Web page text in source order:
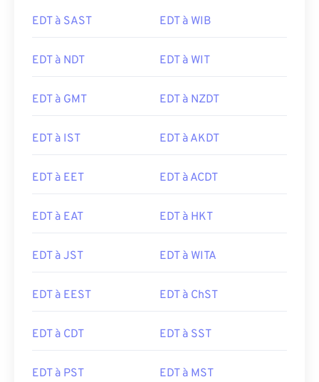
EDT à SAST EDT à WIB
EDT à NDT EDT à WIT
EDT à GMT EDT à NZDT
EDT à IST EDT à AKDT
EDT à EET EDT à ACDT
EDT à EAT EDT à HKT
EDT à JST EDT à WITA
EDT à EEST EDT à ChST
EDT à CDT EDT à SST
EDT à PST EDT à MST